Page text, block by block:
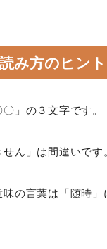
読み方のヒン
」の３文字です。
ん」は間違いです
の言葉は「随時」